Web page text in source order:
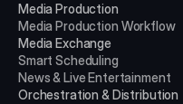
Media Production
Media Production Workflow
Media Exchange
Smart Scheduling
News & Live Entertainment
Orchestration & Distribution